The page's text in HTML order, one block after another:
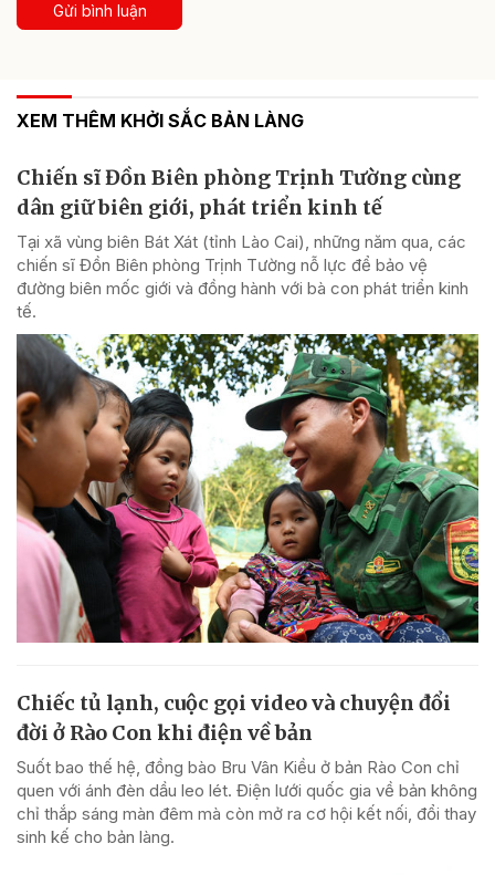
Gửi bình luận
XEM THÊM KHỞI SẮC BẢN LÀNG
Chiến sĩ Đồn Biên phòng Trịnh Tường cùng
dân giữ biên giới, phát triển kinh tế
Tại xã vùng biên Bát Xát (tỉnh Lào Cai), những năm qua, các
chiến sĩ Đồn Biên phòng Trịnh Tường nỗ lực để bảo vệ
đường biên mốc giới và đồng hành với bà con phát triển kinh
tế.
Chiếc tủ lạnh, cuộc gọi video và chuyện đổi
đời ở Rào Con khi điện về bản
Suốt bao thế hệ, đồng bào Bru Vân Kiều ở bản Rào Con chỉ
quen với ánh đèn dầu leo lét. Điện lưới quốc gia về bản không
chỉ thắp sáng màn đêm mà còn mở ra cơ hội kết nối, đổi thay
sinh kế cho bản làng.